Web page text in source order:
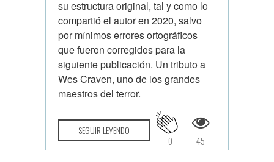
su estructura original, tal y como lo
compartió el autor en 2020, salvo
por mínimos errores ortográficos
que fueron corregidos para la
siguiente publicación. Un tributo a
Wes Craven, uno de los grandes
maestros del terror.
SEGUIR LEYENDO
45
0